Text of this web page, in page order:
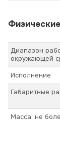
Диапазон
окружающей
Исполнение
Габаритные
Масса, не